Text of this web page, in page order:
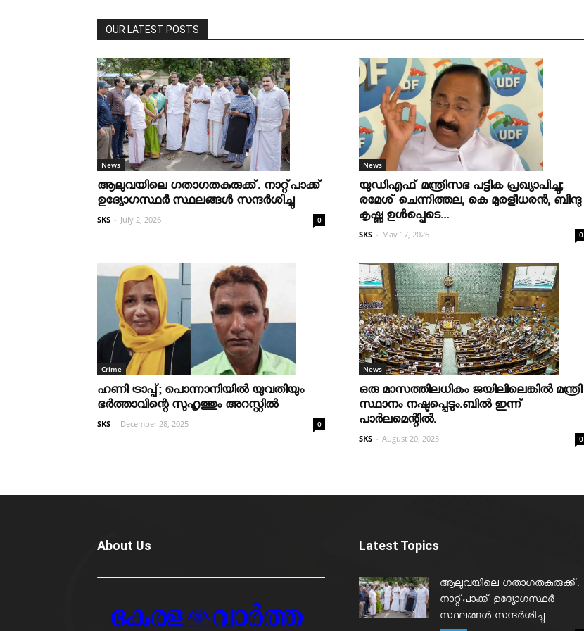
OUR LATEST POSTS
News
ആലുവയിലെ ഗതാഗതകുരുക്ക്. നാറ്റ്പാക്ക്
ഉദ്യോഗസ്ഥർ സ്ഥലങ്ങൾ സന്ദർശിച്ചു
SKS - July 2, 2026 0
News
യുഡിഎഫ് മന്ത്രിസഭ പട്ടിക പ്രഖ്യാപിച്ചു;
രമേശ് ചെന്നിത്തല, കെ മുരളീധരന്‍, ബിന്ദു
കൃഷ്ണ ഉള്‍പ്പെടെ...
SKS - May 17, 2026 0
Crime
ഹണി ട്രാപ്പ്; പൊന്നാനിയില്‍ യുവതിയും
ഭര്‍ത്താവിന്റെ സുഹൃത്തും അറസ്റ്റില്‍
SKS - December 28, 2025 0
News
ഒരു മാസത്തിലധികം ജയിലിലെങ്കില്‍ മന്ത്രി
സ്ഥാനം നഷ്ടപ്പെടും.ബില്‍ ഇന്ന്
പാര്‍ലമെന്റില്‍.
SKS - August 20, 2025 0
About Us Latest Topics
ആലുവയിലെ ഗതാഗതകുരുക്ക്.
നാറ്റ്പാക്ക് ഉദ്യോഗസ്ഥർ
സ്ഥലങ്ങൾ സന്ദർശിച്ചു